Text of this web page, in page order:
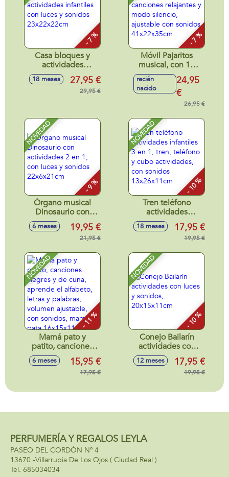
- 7 %
Casa bloques y
actividades
infantiles con luces
y sonidos
23x22x22cm
18 meses 27,95 €
29,95 €
- 7 %
Móvil Pajaritos
musical, con 10
canciones
relajantes y modo
silencio, ajustable
con sonidos
recién
nacido
24,95
€
26,95 €
NOVEDAD
- 9 %
Órgano musical
Dinosaurio con
actividades 2 en 1,
con luces y sonidos
22x6x21cm
6 meses 19,95 €
21,95 €
NOVEDAD
- 10 %
Tren teléfono
actividades
infantiles 3 en 1,
tren, teléfono y
cubo actividades,
13x26x11cm
18 meses 17,95 €
19,95 €
NOVEDAD
- 11 %
Mamá pato y
patito, canciones
alegres y de cuna,
aprende el
alfabeto, letras y
ajustable, con
pata 16x15x11cm y
6 meses 15,95 €
17,95 €
NOVEDAD
- 10 %
Conejo Bailarín
actividades con
luces y sonidos,
20x15x11cm
12 meses 17,95 €
19,95 €
PERFUMERÍA Y REGALOS LEYLA
PASEO DEL CORDÓN Nº 4
13670 -Villarrubia De Los Ojos ( Ciudad Real )
685034034